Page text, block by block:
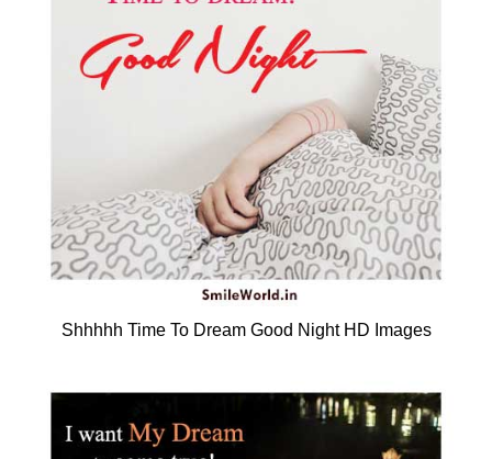
Shhhhh Time To Dream Good Night HD Images